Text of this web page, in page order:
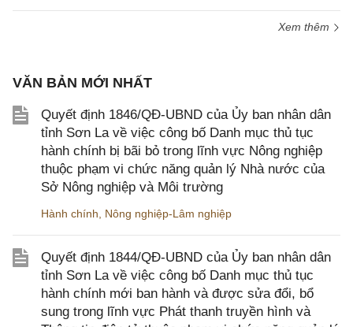
Xem thêm
VĂN BẢN MỚI NHẤT
Quyết định 1846/QĐ-UBND của Ủy ban nhân dân
tỉnh Sơn La về việc công bố Danh mục thủ tục
hành chính bị bãi bỏ trong lĩnh vực Nông nghiệp
thuộc phạm vi chức năng quản lý Nhà nước của
Sở Nông nghiệp và Môi trường
Hành chính Nông nghiệp-Lâm nghiệp
Quyết định 1844/QĐ-UBND của Ủy ban nhân dân
tỉnh Sơn La về việc công bố Danh mục thủ tục
hành chính mới ban hành và được sửa đổi, bổ
sung trong lĩnh vực Phát thanh truyền hình và